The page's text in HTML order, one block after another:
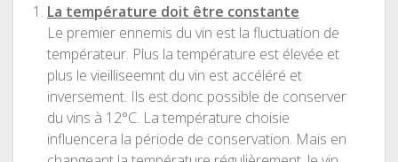
La température doit être constante
Le premier ennemis du vin est la fluctuation de
températeur. Plus la température est élevée et
plus le vieilliseemnt du vin est accéléré et
inversement. Ils est donc possible de conserver
du vins à 12°C. La température choisie
influencera la période de conservation. Mais en